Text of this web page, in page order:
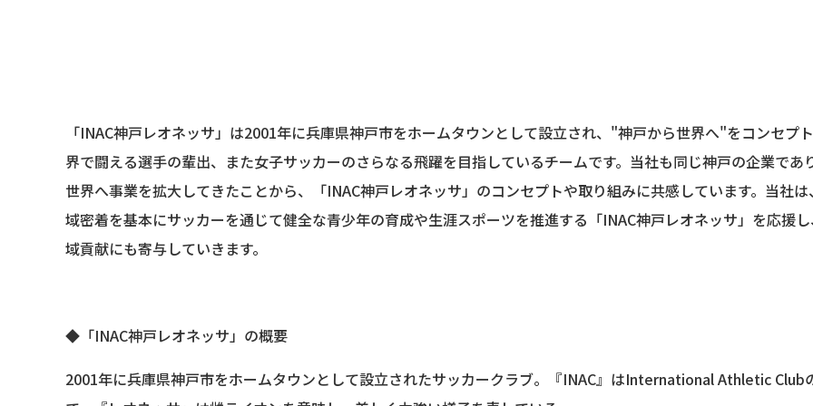
「INAC神戸レオネッサ」は2001年に兵庫県神戸市をホームタウンとして設立され、"神戸から世界へ"をコンセプ
界で闘える選手の輩出、また女子サッカーのさらなる飛躍を目指しているチームです。当社も同じ神戸の企業であり
世界へ事業を拡大してきたことから、「INAC神戸レオネッサ」のコンセプトや取り組みに共感しています。当社は
域密着を基本にサッカーを通じて健全な青少年の育成や生涯スポーツを推進する「INAC神戸レオネッサ」を応援
域貢献にも寄与していきます。
◆「INAC神戸レオネッサ」の概要
2001年に兵庫県神戸市をホームタウンとして設立されたサッカークラブ。『INAC』はInternational Athletic Club